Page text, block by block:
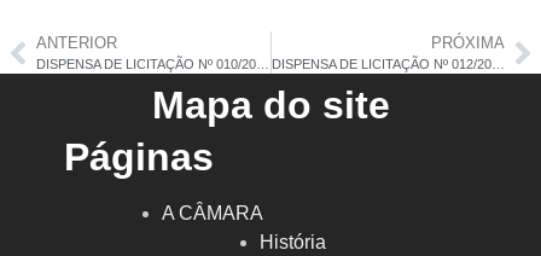
ANTERIOR PRÓXIMA
DISPENSA DE LICITAÇÃO Nº 012/2024 – RATIFICAÇÃO
Mapa do site
Páginas
A CÂMARA
História